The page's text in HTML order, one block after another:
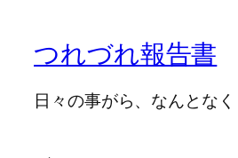
つれづれ報告書
日々の事がら、なんとなく